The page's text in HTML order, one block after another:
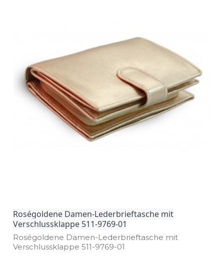
Roségoldene Damen-Lederbrieftasche mit
Verschlussklappe 511-9769-01
Roségoldene Damen­-Lederbrieftasche mit
Verschlussklappe 511­-9769­-01